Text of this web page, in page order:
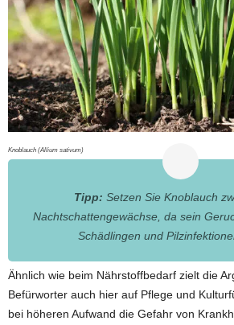
Knoblauch (Allium sativum)
Tipp: Setzen Sie Knoblauch
Nachtschattengewächse, da sein
Schädlingen und
Ähnlich wie beim Nährstoffbedarf zielt die
Befürworter auch hier auf Pflege und
bei höheren Aufwand die Gefahr von